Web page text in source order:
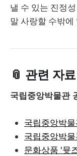
낼 수 있는 진정
말 사랑할 수밖
📎 관련 자
국립중앙박물관
국립중앙박
국립중앙박
문화상품 '뮷